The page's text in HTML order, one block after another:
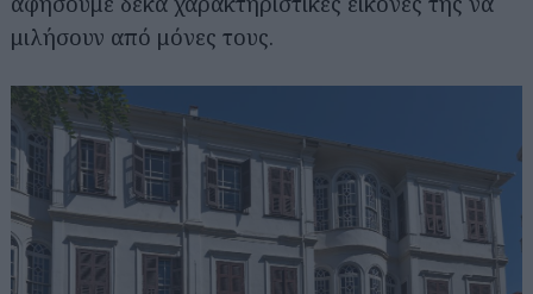
μιλήσουν από μόνες τους.